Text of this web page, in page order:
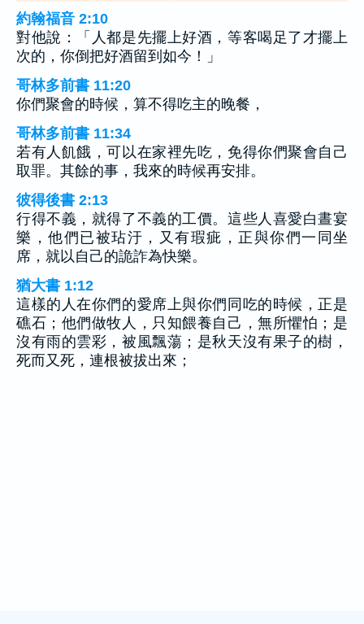
約翰福音 2:10
對他說：「人都是先擺上好酒，等客喝足了才擺上
次的，你倒把好酒留到如今！」
哥林多前書 11:20
你們聚會的時候，算不得吃主的晚餐，
哥林多前書 11:34
若有人飢餓，可以在家裡先吃，免得你們聚會自己
取罪。其餘的事，我來的時候再安排。
彼得後書 2:13
行得不義，就得了不義的工價。這些人喜愛白晝宴
樂，他們已被玷汙，又有瑕疵，正與你們一同坐
席，就以自己的詭詐為快樂。
猶大書 1:12
這樣的人在你們的愛席上與你們同吃的時候，正是
礁石；他們做牧人，只知餵養自己，無所懼怕；是
沒有雨的雲彩，被風飄蕩；是秋天沒有果子的樹，
死而又死，連根被拔出來；